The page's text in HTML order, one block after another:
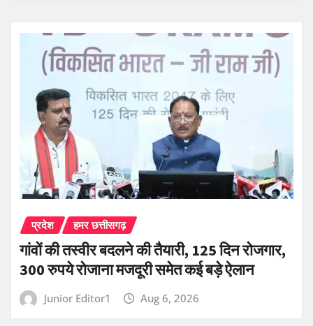
प्रदेश हमर छत्तीसगढ़
गांवों की तस्वीर बदलने की तैयारी, 125 दिन रोजगार,
300 रुपये रोजाना मजदूरी समेत कई बड़े ऐलान
Junior Editor1 Aug 6, 2026